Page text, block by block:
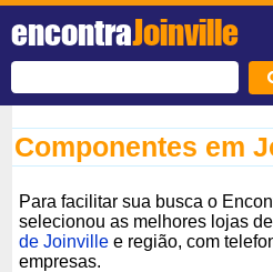
encontraJoinville
Componentes em
Para facilitar sua busca o
selecionou as melhores lojas
de Joinville e região, com
empresas.